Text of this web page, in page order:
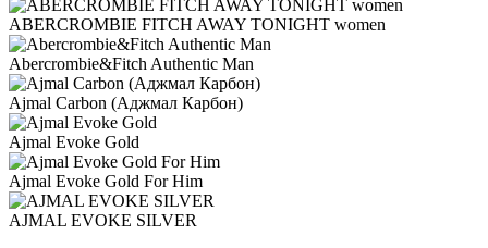
ABERCROMBIE FITCH AWAY TONIGHT women
Abercrombie&Fitch Authentic Man
Ajmal Carbon (Аджмал Карбон)
Ajmal Evoke Gold
Ajmal Evoke Gold For Him
AJMAL EVOKE SILVER